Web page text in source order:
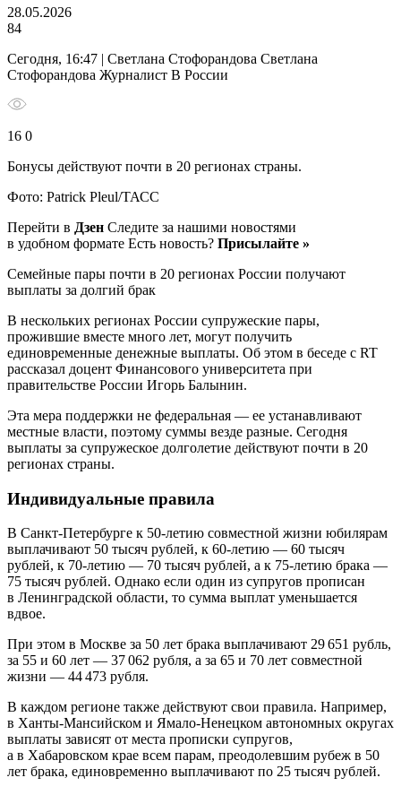
28.05.2026
84
Сегодня, 16:47 | Светлана Стофорандова Светлана
Стофорандова Журналист В России
16 0
Бонусы действуют почти в 20 регионах страны.
Фото: Patrick Pleul/ТАСС
Перейти в Дзен Следите за нашими новостями
в удобном формате Есть новость? Присылайте »
Семейные пары почти в 20 регионах России получают
выплаты за долгий брак
В нескольких регионах России супружеские пары,
прожившие вместе много лет, могут получить
единовременные денежные выплаты. Об этом в беседе с RT
рассказал доцент Финансового университета при
правительстве России Игорь Балынин.
Эта мера поддержки не федеральная — ее устанавливают
местные власти, поэтому суммы везде разные. Сегодня
выплаты за супружеское долголетие действуют почти в 20
регионах страны.
Индивидуальные правила
В Санкт-Петербурге к 50-летию совместной жизни юбилярам
выплачивают 50 тысяч рублей, к 60-летию — 60 тысяч
рублей, к 70-летию — 70 тысяч рублей, а к 75-летию брака —
75 тысяч рублей. Однако если один из супругов прописан
в Ленинградской области, то сумма выплат уменьшается
вдвое.
При этом в Москве за 50 лет брака выплачивают 29 651 рубль,
за 55 и 60 лет — 37 062 рубля, а за 65 и 70 лет совместной
жизни — 44 473 рубля.
В каждом регионе также действуют свои правила. Например,
в Ханты-Мансийском и Ямало-Ненецком автономных округах
выплаты зависят от места прописки супругов,
а в Хабаровском крае всем парам, преодолевшим рубеж в 50
лет брака, единовременно выплачивают по 25 тысяч рублей.